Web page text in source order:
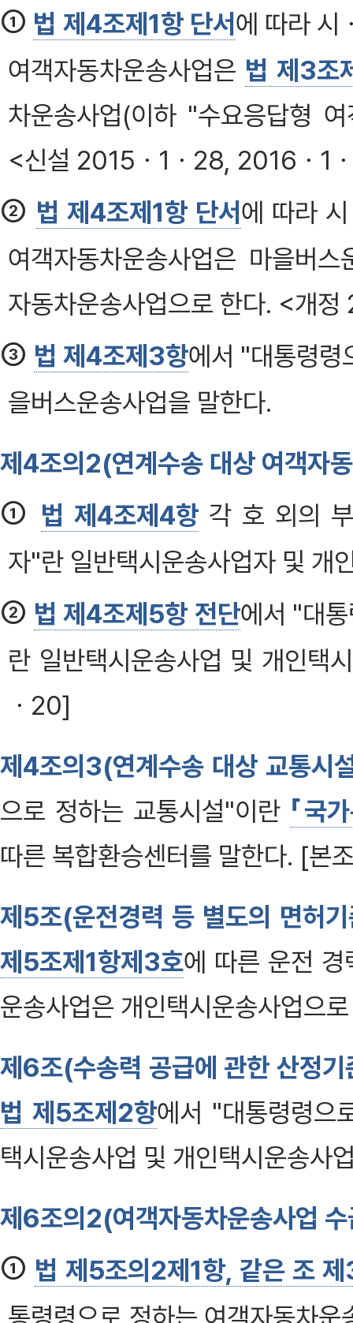
① 법 제4조제1항 단서 에 따라 시
여객자동차운송사업은 법 제3조
차운송사업(이하 "수요응답형
<신설 2015ㆍ1ㆍ28, 2016ㆍ1
② 법 제4조제1항 단서 에 따라
여객자동차운송사업은 마을버
자동차운송사업으로 한다. <개
③ 법 제4조제3항에서 "대통령령
을버스운송사업을 말한다.
제4조의2(연계수송 대상 여객자
① 법 제4조제4항 각 호 외의
자"란 일반택시운송사업자 및 개
② 법 제4조제5항 전단에서 "대
란 일반택시운송사업 및 개인택
ㆍ20]
제4조의3(연계수송 대상 교통시
으로 정하는 교통시설"이란 「국
따른 복합환승센터를 말한다. [본
제5조(운전경력 등 별도의 면허
제5조제1항제3호에 따른 운전 경
운송사업은 개인택시운송사업으
제6조(수송력 공급에 관한 산정
법 제5조제2항에서 "대통령령으
택시운송사업 및 개인택시운송사
제6조의2(여객자동차운송사업
① 법 제5조의2제1항, 같은 조
통령령으로 정하는 여객자동차